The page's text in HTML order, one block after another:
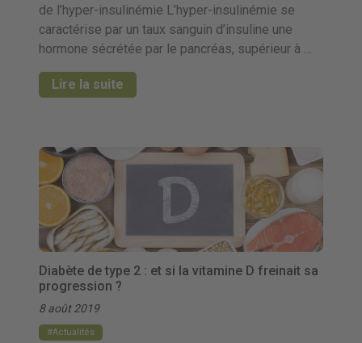
de l’hyper-insulinémie L’hyper-insulinémie se
caractérise par un taux sanguin d’insuline une
hormone sécrétée par le pancréas, supérieur à …
Lire la suite
Diabète de type 2 : et si la vitamine D freinait sa
progression ?
8 août 2019
Actualités